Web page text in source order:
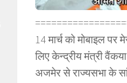
14 मार्च को मोबाइल
लिए केन्द्रीय मंत्री
अजमेर से राज्यसभा के